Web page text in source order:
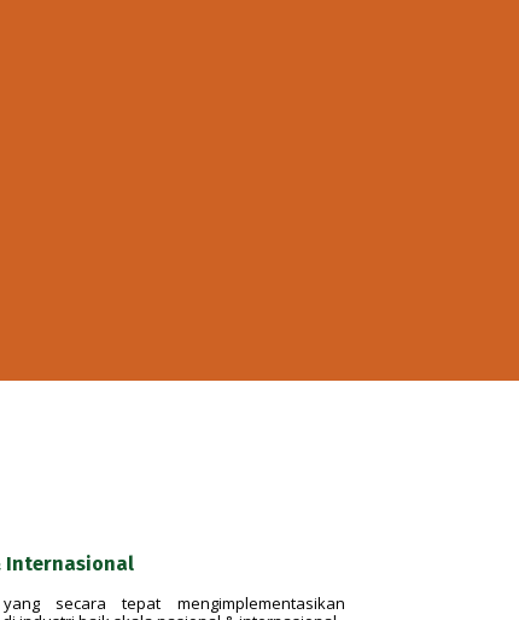
Internasional
secara tepat mengimplementasikan